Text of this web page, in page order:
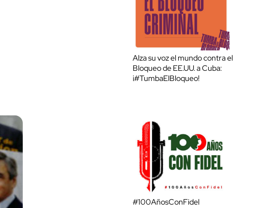
Alza su voz el mundo contra el
Bloqueo de EE.UU. a Cuba:
¡#TumbaElBloqueo!
#100AñosConFidel